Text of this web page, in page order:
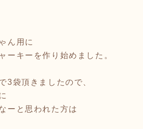
ん用に
ーキーを作り始めました。
3袋頂きましたので、
ーと思われた方は